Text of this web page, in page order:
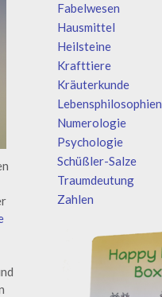
Fabelwesen
Hausmittel
Heilsteine
Krafttiere
Kräuterkunde
Lebensphilosophien
Numerologie
Psychologie
Schüßler-Salze
Traumdeutung
Zahlen